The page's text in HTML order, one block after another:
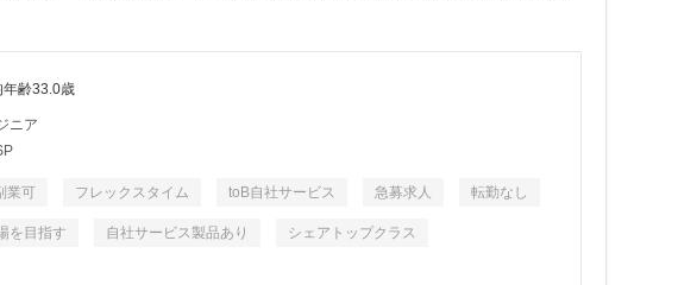
年齢33.0歳
ニア
業可 フレックスタイム toB自社サービス 急募求人 転勤なし
を目指す 自社サービス製品あり シェアトップクラス